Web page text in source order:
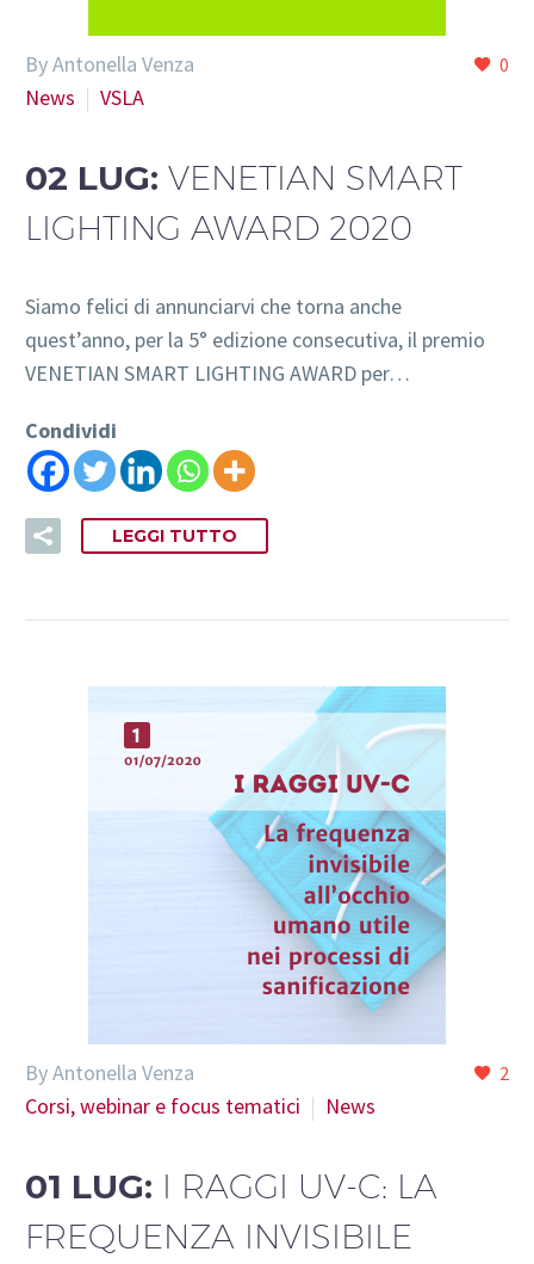
0
By Antonella Venza
News
VSLA
02 LUG: VENETIAN SMART
LIGHTING AWARD 2020
Siamo felici di annunciarvi che torna anche
quest’anno, per la 5° edizione consecutiva, il premio
VENETIAN SMART LIGHTING AWARD per…
Condividi
LEGGI TUTTO
2
By Antonella Venza
Corsi, webinar e focus tematici
News
01 LUG: I RAGGI UV-C: LA
FREQUENZA INVISIBILE